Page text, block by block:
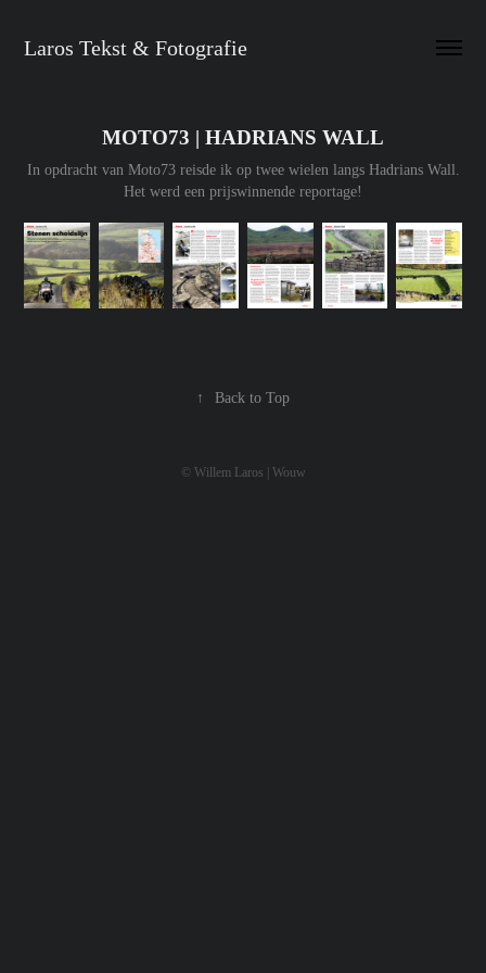
Laros Tekst & Fotografie
MOTO73 | HADRIANS WALL
In opdracht van Moto73 reisde ik op twee wielen langs Hadrians Wall.
Het werd een prijswinnende reportage!
↑ Back to Top
© Willem Laros | Wouw